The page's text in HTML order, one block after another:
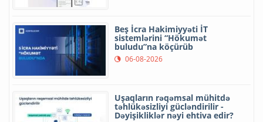
Beş İcra Hakimiyyəti İT
sistemlərini “Hökumət
buludu”na köçürüb
06-08-2026
Uşaqların rəqəmsal mühitdə
təhlükəsizliyi gücləndirilir -
Dəyişikliklər nəyi ehtiva edir?